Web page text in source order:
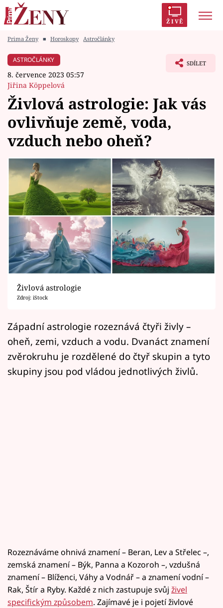
ŽIVĚ
Módní alarm
Témata
Celebrity
Vztahy
Seriály
Horoskopy
Sledujte prima+
Filmový festival Karlovy Vary
Pořady
Mámy sobě
Přihlášení
Prima Ženy ■ Horoskopy Astročlánky
ASTROČLÁNKY
8. července 2023 05:57
Jiřina Köppelová
SDÍLET
Živlová astrologie: Jak vás
ovlivňuje země, voda,
vzduch nebo oheň?
Živlová astrologie
Zdroj: iStock
Západní astrologie rozeznává čtyři živly –
oheň, zemi, vzduch a vodu. Dvanáct znamení
zvěrokruhu je rozdělené do čtyř skupin a tyto
skupiny jsou pod vládou jednotlivých živlů.
Rozeznáváme ohnivá znamení – Beran, Lev a Střelec –,
zemská znamení – Býk, Panna a Kozoroh –, vzdušná
znamení – Blíženci, Váhy a Vodnář – a znamení vodní –
Rak, Štír a Ryby. Každé z nich zastupuje svůj živel
specifickým způsobem. Zajímavé je i pojetí živlové